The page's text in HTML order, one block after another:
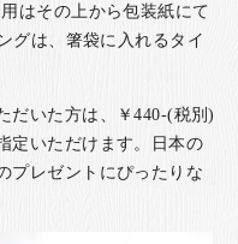
はその上から包装紙にて
グは、箸袋に入れるタイ
だいた方は、￥440-(税別)
定いただけます。日本の
プレゼントにぴったりな